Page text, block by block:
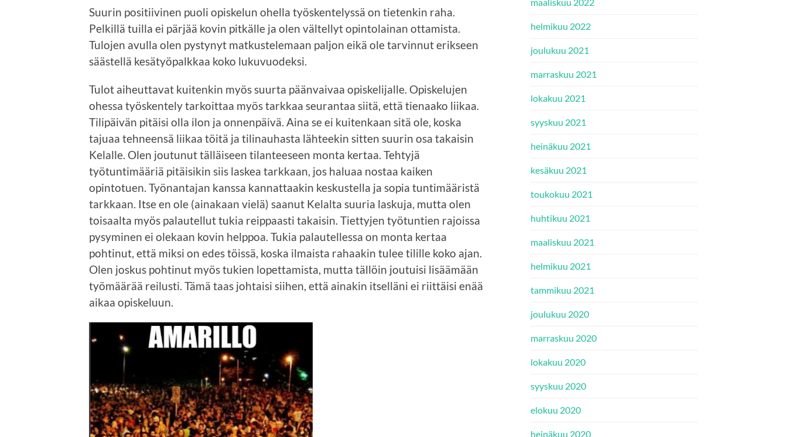
Suurin positiivinen puoli opiskelun ohella työskentelyssä on tietenkin raha.
Pelkillä tuilla ei pärjää kovin pitkälle ja olen vältellyt opintolainan ottamista.
Tulojen avulla olen pystynyt matkustelemaan paljon eikä ole tarvinnut erikseen
säästellä kesätyöpalkkaa koko lukuvuodeksi.
Tulot aiheuttavat kuitenkin myös suurta päänvaivaa opiskelijalle. Opiskelujen
ohessa työskentely tarkoittaa myös tarkkaa seurantaa siitä, että tienaako liikaa.
Tilipäivän pitäisi olla ilon ja onnenpäivä. Aina se ei kuitenkaan sitä ole, koska
tajuaa tehneensä liikaa töitä ja tilinauhasta lähteekin sitten suurin osa takaisin
Kelalle. Olen joutunut tälläiseen tilanteeseen monta kertaa. Tehtyjä
työtuntimääriä pitäisikin siis laskea tarkkaan, jos haluaa nostaa kaiken
opintotuen. Työnantajan kanssa kannattaakin keskustella ja sopia tuntimääristä
tarkkaan. Itse en ole (ainakaan vielä) saanut Kelalta suuria laskuja, mutta olen
toisaalta myös palautellut tukia reippaasti takaisin. Tiettyjen työtuntien rajoissa
pysyminen ei olekaan kovin helppoa. Tukia palautellessa on monta kertaa
pohtinut, että miksi on edes töissä, koska ilmaista rahaakin tulee tilille koko ajan.
Olen joskus pohtinut myös tukien lopettamista, mutta tällöin joutuisi lisäämään
työmäärää reilusti. Tämä taas johtaisi siihen, että ainakin itselläni ei riittäisi enää
aikaa opiskeluun.
maaliskuu 2022
helmikuu 2022
joulukuu 2021
marraskuu 2021
lokakuu 2021
syyskuu 2021
heinäkuu 2021
kesäkuu 2021
toukokuu 2021
huhtikuu 2021
maaliskuu 2021
helmikuu 2021
tammikuu 2021
joulukuu 2020
marraskuu 2020
lokakuu 2020
syyskuu 2020
elokuu 2020
heinäkuu 2020